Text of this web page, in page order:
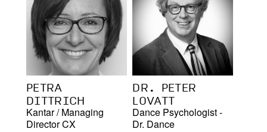
PETRA
DITTRICH
Kantar/Managing
Director CX
DR. PETER
LOVATT
Dance Psychologist -
Dr. Dance